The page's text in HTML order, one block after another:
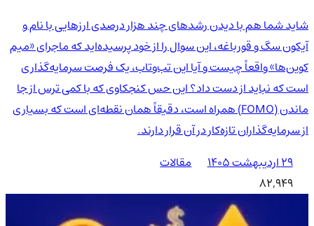
شاید شما هم با دیدن رشدهای چند هزار درصدی ارزهایی با نام و
آیکون سگ و قورباغه، این سوال را از خود پرسیده‌اید که ماجرای «میم
کوین‌ها» واقعاً چیست و آیا این تب‌وتاب، یک فرصت سرمایه‌گذاری
است که نباید از دست داد؟ این حس کنجکاوی که با کمی ترس از جا
ماندن (FOMO) همراه است، دقیقاً همان نقطه‌ای است که بسیاری
از سرمایه‌گذاران تازه‌کار در آن قرار دارند.
۲۹ اردیبهشت ۱۴۰۵
مقالات
82,949